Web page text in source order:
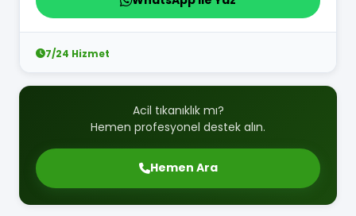
7/24 Hizmet
Acil tıkanıklık mı?
Hemen profesyonel destek alın.
Hemen Ara